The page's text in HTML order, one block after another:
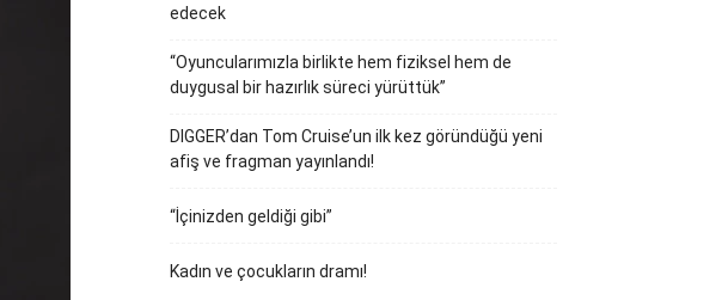
edecek
“Oyuncularımızla birlikte hem fiziksel hem de
duygusal bir hazırlık süreci yürüttük”
DIGGER’dan Tom Cruise’un ilk kez göründüğü yeni
afiş ve fragman yayınlandı!
“İçinizden geldiği gibi”
Kadın ve çocukların dramı!